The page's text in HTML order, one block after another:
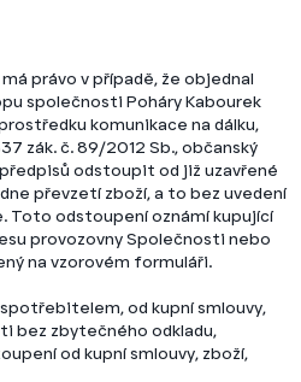
právo v případě, že objednal
společnosti Poháry Kabourek
komunikace na dálku,
zák. č. 89/2012 Sb., občanský
odstoupit od již uzavřené
převzetí zboží, a to bez uvedení
Toto odstoupení oznámí kupující
provozovny Společnosti nebo
na vzorovém formuláři.
od kupní smlouvy,
bez zbytečného odkladu,
od kupní smlouvy, zboží,